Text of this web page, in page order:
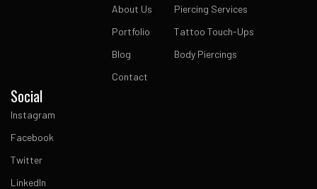
About Us
Portfolio
Blog
Contact
Piercing Services
Tattoo Touch-Ups
Body Piercings
Social
Instagram
Facebook
Twitter
LinkedIn